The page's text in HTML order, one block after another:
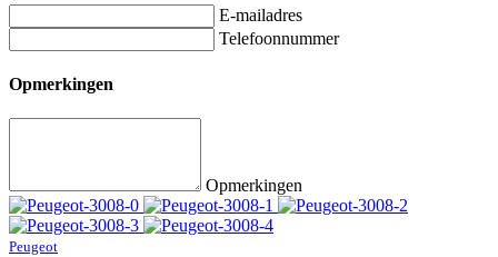
E-mailadres
Telefoonnummer
Opmerkingen
Opmerkingen
Peugeot